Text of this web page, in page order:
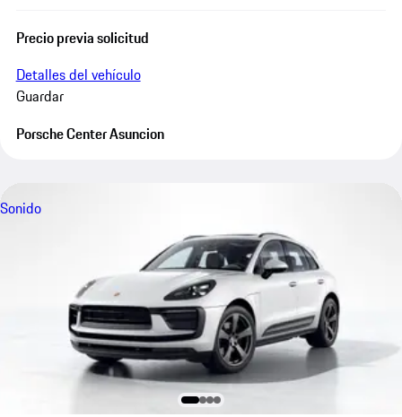
Precio previa solicitud
Detalles del vehículo
Guardar
Porsche Center Asuncion
Sonido